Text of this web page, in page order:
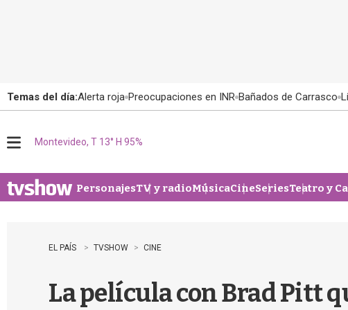
Temas del día:Alerta roja Preocupaciones en INR Bañados de Carrasco
u
Montevideo, T 13° H 95%
PersonajesTV y radioMúsicaCineSeriesTeatro y
EL PAÍS TVSHOW CINE
La película con Brad Pitt